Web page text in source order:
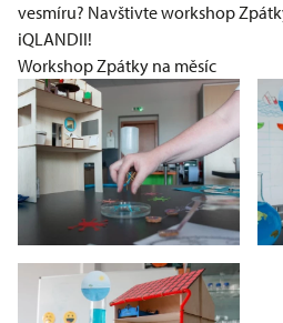
vesmíru? Navštivte workshop
iQLANDII!
Workshop Zpátky na měsíc